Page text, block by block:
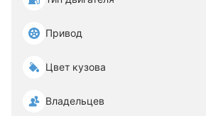
Привод
Цвет кузова
Владельцев